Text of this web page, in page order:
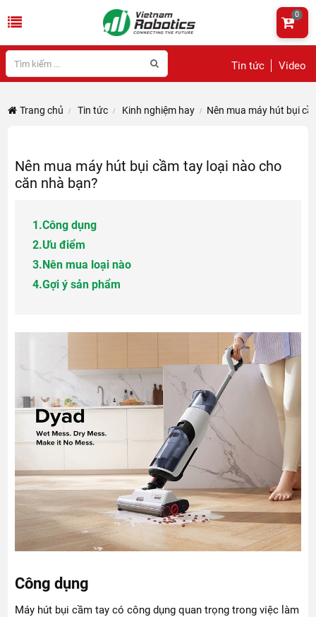
Tin tức Video
0
Trang chủ Tin tức Kinh nghiệm hay Nên mua máy hút bụi
Nên mua máy hút bụi cầm tay loại nào cho
căn nhà bạn?
1.Công dụng
2.Ưu điểm
3.Nên mua loại nào
4.Gợi ý sản phẩm
Công dụng
Máy hút bụi cầm tay có công dụng quan trọng trong việc làm